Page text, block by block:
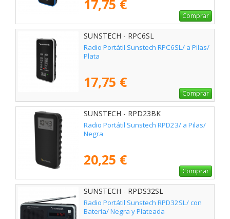
17,75 €
Comprar
SUNSTECH - RPC6SL
Radio Portátil Sunstech RPC6SL/ a Pilas/
Plata
17,75 €
Comprar
SUNSTECH - RPD23BK
Radio Portátil Sunstech RPD23/ a Pilas/
Negra
20,25 €
Comprar
SUNSTECH - RPDS32SL
Radio Portátil Sunstech RPD32SL/ con
Batería/ Negra y Plateada